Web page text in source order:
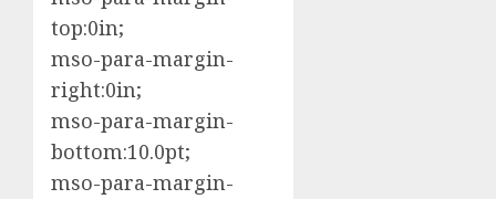
top:0in;
mso-para-margin-
right:0in;
mso-para-margin-
bottom:10.0pt;
mso-para-margin-